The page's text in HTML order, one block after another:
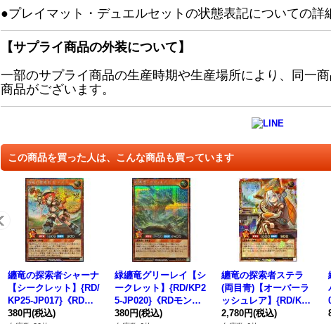
●プレイマット・デュエルセットの状態表記についての詳
【サプライ商品の外装について】
一部のサプライ商品の生産時期や生産場所により、同一
商品がございます。
この商品を買った人は、こんな商品も買っています
纏竜の探索者シャーナ
【シークレット】{RD/
KP25-JP017}《RDモ
ンスター》
380円(税込)
緑纏竜グリーレイ【シ
ークレット】{RD/KP2
5-JP020}《RDモンス
ター》
380円(税込)
纏竜の探索者ステラ
(両目青)【オーバーラ
ッシュレア】{RD/KP2
5-JP016}《RDモンス
2,780円(税込)